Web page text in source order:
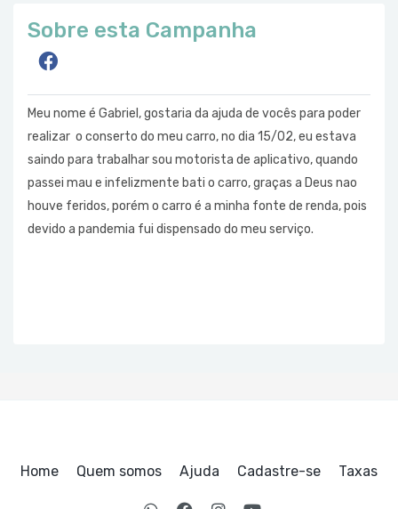
Sobre esta Campanha
Meu nome é Gabriel, gostaria da ajuda de vocês para poder
realizar o conserto do meu carro, no dia 15/02, eu estava
saindo para trabalhar sou motorista de aplicativo, quando
passei mau e infelizmente bati o carro, graças a Deus nao
houve feridos, porém o carro é a minha fonte de renda, pois
devido a pandemia fui dispensado do meu serviço.
Home Quem somos Ajuda Cadastre-se Taxas